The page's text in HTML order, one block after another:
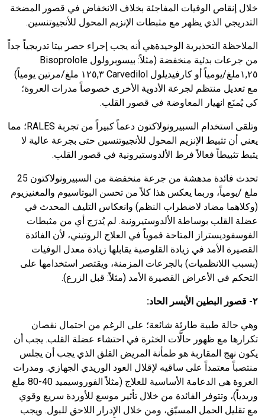
خلال إنقاص الوفيات المفاجئة بخلاف الانخفاض في قصور المضخة
التدريجي الذي يظهر مع مثبطات الإنزيم المحول للأنجيوتنسين.
الملاحظة التحذيرية الوحيدةهي أنه يجب إجراء حصر بيتا تدريجياً جداً
من جرعات بدئية منخفضة (مثلاً: بيسوبرولول Bisoprolole
١,٢٥ملغ/يومياً أو كارفيديلول Carvedilol
,
٣ ملغ/مرتين يومياً)
مع تعديل منتظم لجرعة الأدوية الأخرى خصوصاً مدرات العروة؛
كي يُمنَع انهيار المعاوضة في قصور القلب.
وتلقى استخدام السبيرونولاكتون دعماً كبيراً من تجربة RALES؛ مما
يعني أن تثبيط الإنزيم المحول للأنجيوتنسين حتى بجرعة عالية لا
يثبط تثبيطاً فعالاً فرط الألدوستيرونية في قصور القلب.
تحدث فائدة مدهشة من جرعة منخفضة من السبيرونولاكتون 25
ملغ /يومياً، وربما يعكس هذا كلاً من تحسن البوتاسيوم والمغنيزيوم
(وكلاهما مضاد لاضطراب النظم) وانعكاس التليف المحدث في
عضلة القلب بوساطة الألدوستيرونية. لم يُدرَج أي من مثبطات
الفوسفوديستراز المتاحة فموياً في العلاج الروتيني، لأن الفائدة
القصيرة الأمد في زيادة القلوصية يقابلها زيادة معدل الوفيات
(بسبب اللانظميات) بالجرعات المزمنة، ويقتصر استخدامها على
التحكم في الأعراض القصيرة الأمد (مثلاً: قبل الزرع).
٢- قصور البطين الأيسر الحاد:
وهي حالة طبية طارئة شائعة؛ على الرغم من احتمال نقصان
تكرارها مع ظهور حالَّات الخثرة في احتشاء عضلة القلب. يجب أن
يكون نهج المقاربة هو طمأنة المريض القلق الذي يجب أن يجلس
منتصباً معتمداً على ساقيه لإقلال العود الوريدي الجهازي. ومدرات
العروة هي الدعامة الأساسية للعلاج (مثلاً الفوروسيميد 40
-
80 ملغ
وريدياً)، وتتوفر الفائدة من خلال تأثير موسع للأوردة سريع وقوي
مع تقليل الحمل المسبّق، ومن خلال الإدرار اللاحق للبول. ويجب